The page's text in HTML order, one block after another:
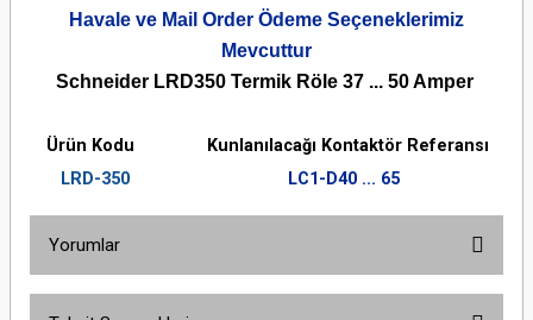
Havale ve Mail Order Ödeme Seçeneklerimiz
Mevcuttur
Schneider LRD350 Termik Röle 37 ... 50 Amper
Ürün Kodu
Kunlanılacağı Kontaktör Referansı
LRD-350
LC1-D40 ... 65
Yorumlar